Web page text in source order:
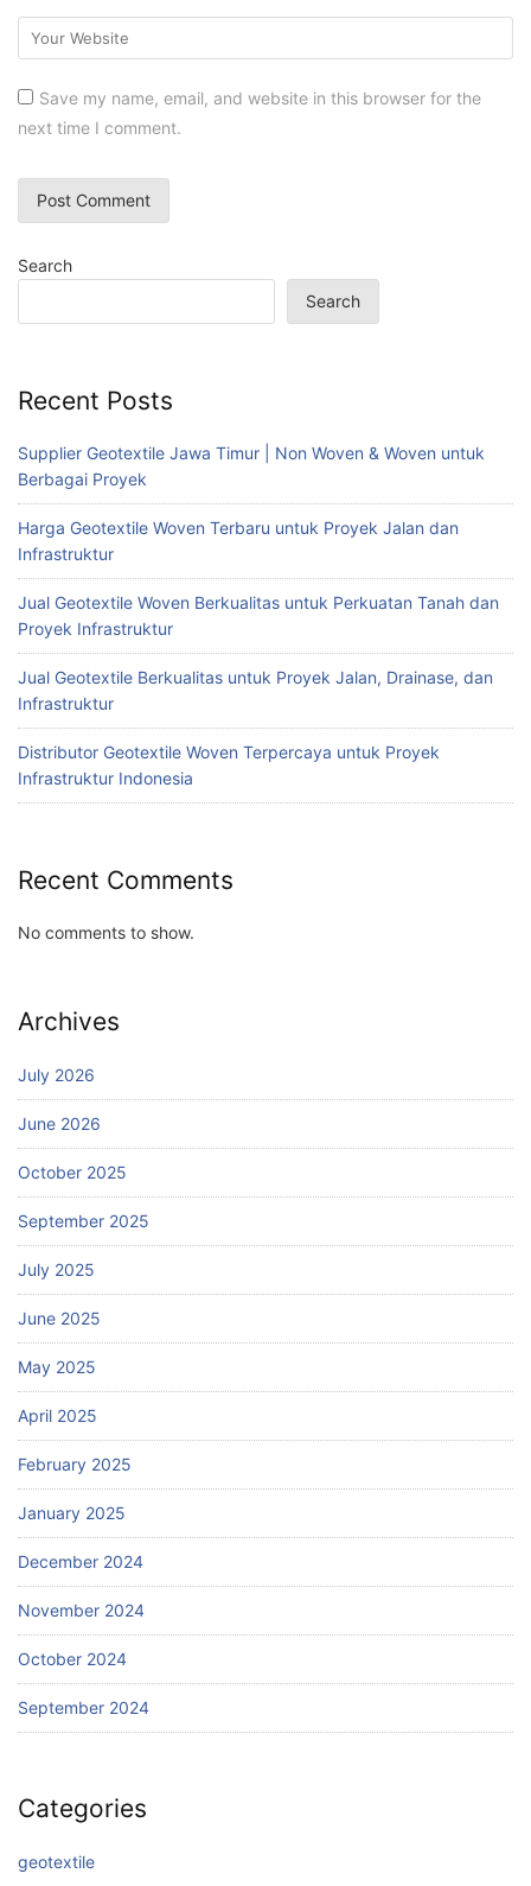
Save my name, email, and website in this browser for the
next time I comment.
Search
Search
Recent Posts
Supplier Geotextile Jawa Timur | Non Woven & Woven untuk
Berbagai Proyek
Harga Geotextile Woven Terbaru untuk Proyek Jalan dan
Infrastruktur
Jual Geotextile Woven Berkualitas untuk Perkuatan Tanah dan
Proyek Infrastruktur
Jual Geotextile Berkualitas untuk Proyek Jalan, Drainase, dan
Infrastruktur
Distributor Geotextile Woven Terpercaya untuk Proyek
Infrastruktur Indonesia
Recent Comments
No comments to show.
Archives
July 2026
June 2026
October 2025
September 2025
July 2025
June 2025
May 2025
April 2025
February 2025
January 2025
December 2024
November 2024
October 2024
September 2024
Categories
geotextile